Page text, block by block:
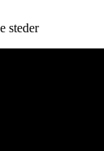
steder